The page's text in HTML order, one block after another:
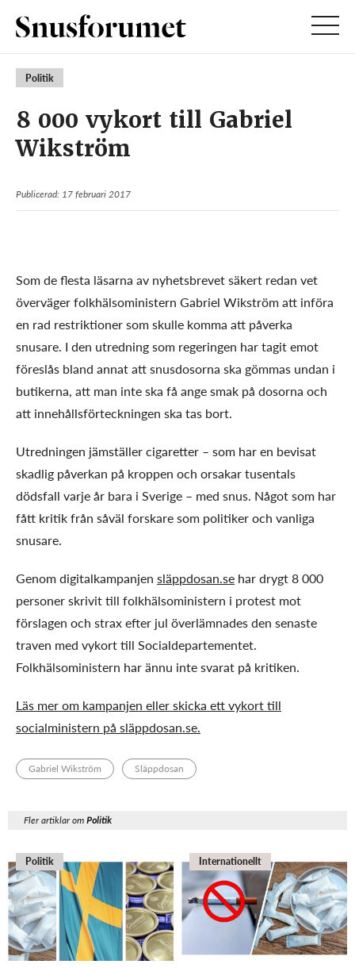
Politik
8 000 vykort till Gabriel
Wikström
Publicerad: 17 februari 2017
Som de flesta läsarna av nyhetsbrevet säkert redan vet
överväger folkhälsoministern Gabriel Wikström att införa
en rad restriktioner som skulle komma att påverka
snusare. I den utredning som regeringen har tagit emot
föreslås bland annat att snusdosorna ska gömmas undan i
butikerna, att man inte ska få ange smak på dosorna och
att innehållsförteckningen ska tas bort.
Utredningen jämställer cigaretter – som har en bevisat
skadlig påverkan på kroppen och orsakar tusentals
dödsfall varje år bara i Sverige – med snus. Något som har
fått kritik från såväl forskare som politiker och vanliga
snusare.
Genom digitalkampanjen släppdosan.se har drygt 8 000
personer skrivit till folkhälsoministern i protest mot
förslagen och strax efter jul överlämnades den senaste
traven med vykort till Socialdepartementet.
Folkhälsoministern har ännu inte svarat på kritiken.
Läs mer om kampanjen eller skicka ett vykort till
socialministern på släppdosan.se.
Gabriel Wikström Släppdosan
Fler artiklar omPolitik
Politik Internationellt